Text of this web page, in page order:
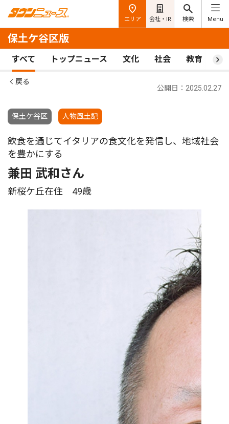
エリア 会社・IR 検索 Menu
保土ケ谷区版
すべて トップニュース 文化 社会 教育 ス
戻る
保土ケ谷区 人物風土記
公開日：2025.02.27
飲食を通じてイタリアの食文化を発信し、地域社会
を豊かにする
兼田 武和さん
新桜ケ丘在住 49歳